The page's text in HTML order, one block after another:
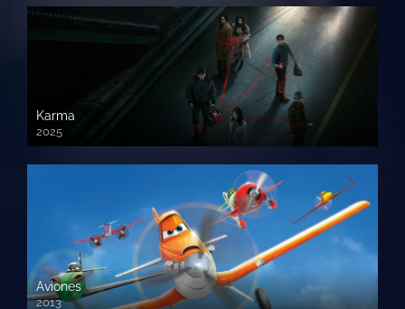
Karma
2025
Aviones
2013